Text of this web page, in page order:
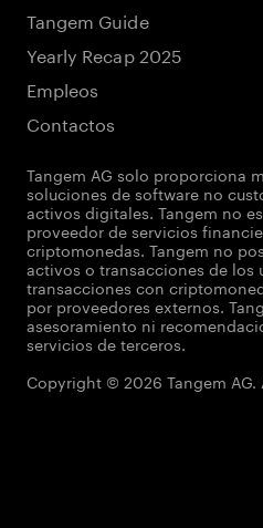
Tangem Guide
Yearly Recap 2025
Empleos
Contactos
Tangem AG solo proporciona
soluciones de software no
activos digitales. Tangem no
proveedor de servicios
criptomonedas. Tangem no
activos o transacciones de los
transacciones con
por proveedores externos.
asesoramiento ni
servicios de terceros.